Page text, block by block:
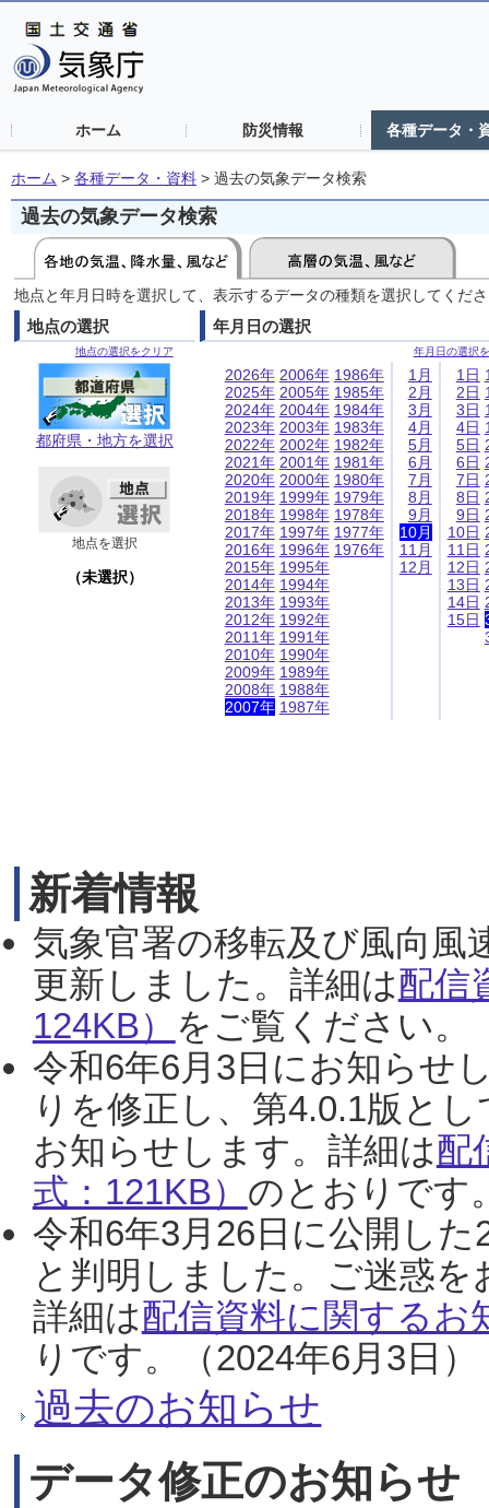
ホーム 防災情報 各種データ・
ホーム > 各種データ・資料 > 過去の気象データ検索
過去の気象データ検索
地点と年月日時を選択して、表示するデータの種類を選択してくだ
地点の選択
地点の選択をクリア
都府県・地方を選択
地点を選択
（未選択）
年月日の選択
年月日の選択
2026年
2025年
2024年
2023年
2022年
2021年
2020年
2019年
2018年
2017年
2016年
2015年
2014年
2013年
2012年
2011年
2010年
2009年
2008年
2007年
2006年
2005年
2004年
2003年
2002年
2001年
2000年
1999年
1998年
1997年
1996年
1995年
1994年
1993年
1992年
1991年
1990年
1989年
1988年
1987年
1986年
1985年
1984年
1983年
1982年
1981年
1980年
1979年
1978年
1977年
1976年
1月
2月
3月
4月
5月
6月
7月
8月
9月
10月
11月
12月
1日
2日
3日
4日
5日
6日
7日
8日
9日
10日
11日
12日
13日
14日
15日
新着情報
気象官署の移転及び風向風
更新しました。詳細は配信
124KB） をご覧ください。
令和6年6月3日にお知らせ
りを修正し、第4.0.1版と
お知らせします。詳細は配
式：121KB） のとおりです
令和6年3月26日に公開し
と判明しました。ご迷惑
詳細は配信資料に関するお
りです。（2024年6月3日）
過去のお知らせ
データ修正のお知らせ